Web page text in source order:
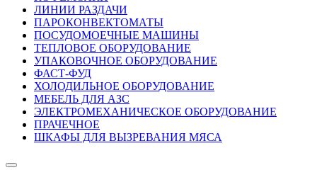
ЛИНИИ РАЗДАЧИ
ПАРОКОНВЕКТОМАТЫ
ПОСУДОМОЕЧНЫЕ МАШИНЫ
ТЕПЛОВОЕ ОБОРУДОВАНИЕ
УПАКОВОЧНОЕ ОБОРУДОВАНИЕ
ФАСТ-ФУД
ХОЛОДИЛЬНОЕ ОБОРУДОВАНИЕ
МЕБЕЛЬ ДЛЯ АЗС
ЭЛЕКТРОМЕХАНИЧЕСКОЕ ОБОРУДОВАНИЕ
ПРАЧЕЧНОЕ
ШКАФЫ ДЛЯ ВЫЗРЕВАНИЯ МЯСА